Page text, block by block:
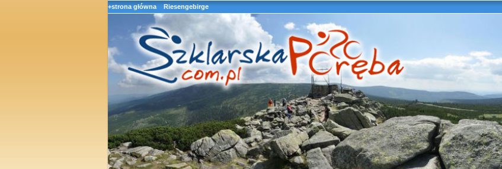
+strona główna Riesengebirge